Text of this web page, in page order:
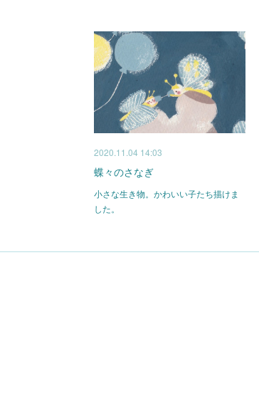
2020.11.04 14:03
蝶々のさなぎ
小さな生き物。かわいい子たち描けま
した。